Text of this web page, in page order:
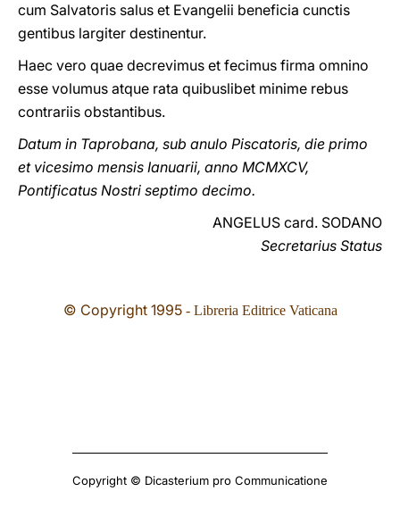
cum Salvatoris salus et Evangelii beneficia cunctis
gentibus largiter destinentur.
Haec vero quae decrevimus et fecimus firma omnino
esse volumus atque rata quibuslibet minime rebus
contrariis obstantibus.
Datum in Taprobana, sub anulo Piscatoris, die primo
et vicesimo mensis Ianuarii, anno MCMXCV,
Pontificatus Nostri septimo decimo.
ANGELUS card. SODANO
Secretarius Status
© Copyright 1995- Libreria Editrice Vaticana
Copyright © Dicasterium pro Communicatione